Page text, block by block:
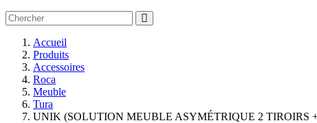
Accueil
Produits
Accessoires
Roca
Meuble
Tura
UNIK (SOLUTION MEUBLE ASYMÉTRIQUE 2 TIROIRS